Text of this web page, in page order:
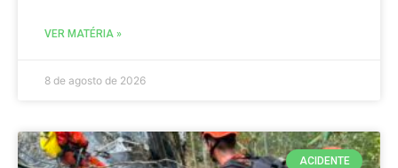
VER MATÉRIA »
8 de agosto de 2026
ACIDENTE